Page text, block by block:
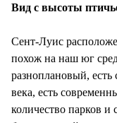
Вид с высоты
Сент-Луис
похож на наш юг
разноплановый, есть
века, есть
количество парков и